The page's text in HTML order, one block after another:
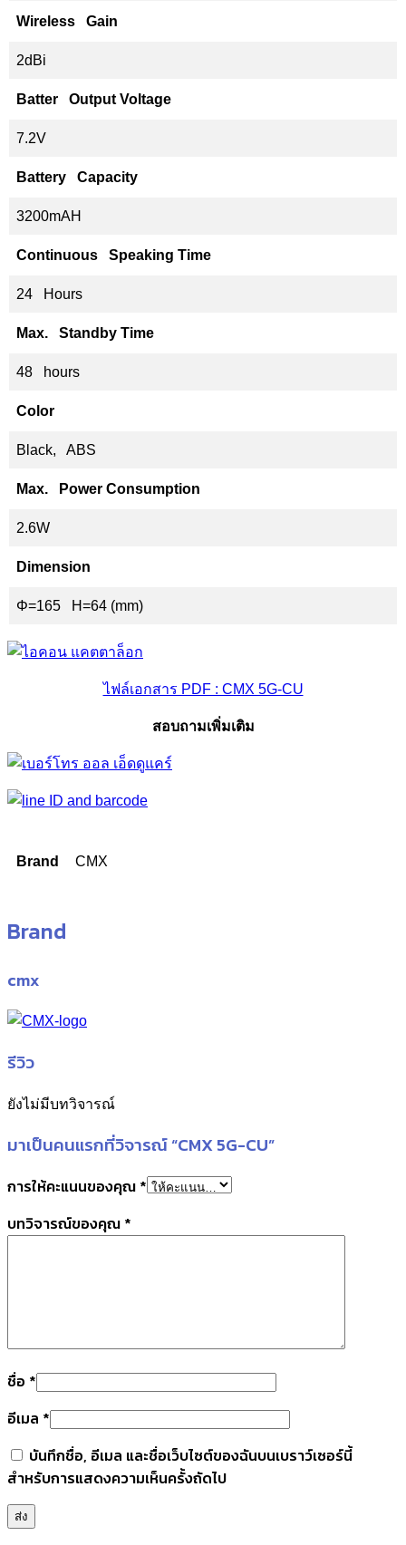
Wireless Gain
2dBi
Batter Output Voltage
7.2V
Battery Capacity
3200mAH
Continuous Speaking Time
24 Hours
Max. Standby Time
48 hours
Color
Black, ABS
Max. Power Consumption
2.6W
Dimension
Φ=165 H=64 (mm)
ไฟล์เอกสาร PDF : CMX 5G-CU
สอบถามเพิ่มเติม
Brand CMX
Brand
cmx
รีวิว
ยังไม่มีบทวิจารณ์
มาเป็นคนแรกที่วิจารณ์ “CMX 5G-CU”
การให้คะแนนของคุณ *
บทวิจารณ์ของคุณ *
ชื่อ *
อีเมล *
บันทึกชื่อ, อีเมล และชื่อเว็บไซต์ของฉันบนเบราว์เซอร์นี้
สำหรับการแสดงความเห็นครั้งถัดไป